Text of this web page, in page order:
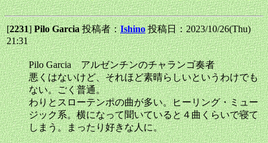
[2231]Pilo Garcia投稿者：Ishino 投稿日：2023/10/26(Thu)
21:31
Pilo Garcia アルゼンチンのチャランゴ奏者
悪くはないけど、それほど素晴らしいというわけでも
ない。ごく普通。
わりとスローテンポの曲が多い。ヒーリング・ミュー
ジック系。横になって聞いていると４曲くらいで寝て
しまう。まったり好きな人に。